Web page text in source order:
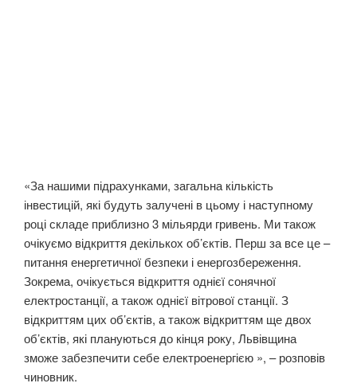
«За нашими підрахунками, загальна кількість
інвестицій, які будуть залучені в цьому і наступному
році складе приблизно 3 мільярди гривень. Ми також
очікуємо відкриття декількох об’єктів. Перш за все це –
питання енергетичної безпеки і енергозбереження.
Зокрема, очікується відкриття однієї сонячної
електростанції, а також однієї вітрової станції. З
відкриттям цих об’єктів, а також відкриттям ще двох
об’єктів, які плануються до кінця року, Львівщина
зможе забезпечити себе електроенергією », – розповів
чиновник.